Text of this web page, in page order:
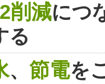
削減につ
る
、 節電を